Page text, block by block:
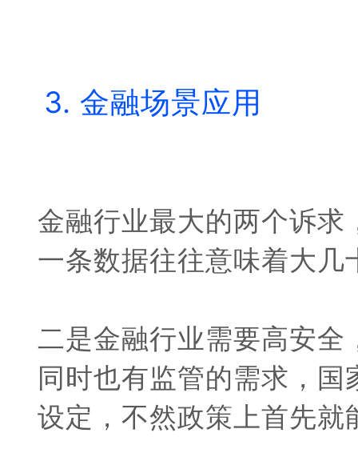
3. 金融场景应用
金融行业最大的两个诉
一条数据往往意味着大
二是金融行业需要高安
同时也有监管的需求，
设定，不然政策上首先